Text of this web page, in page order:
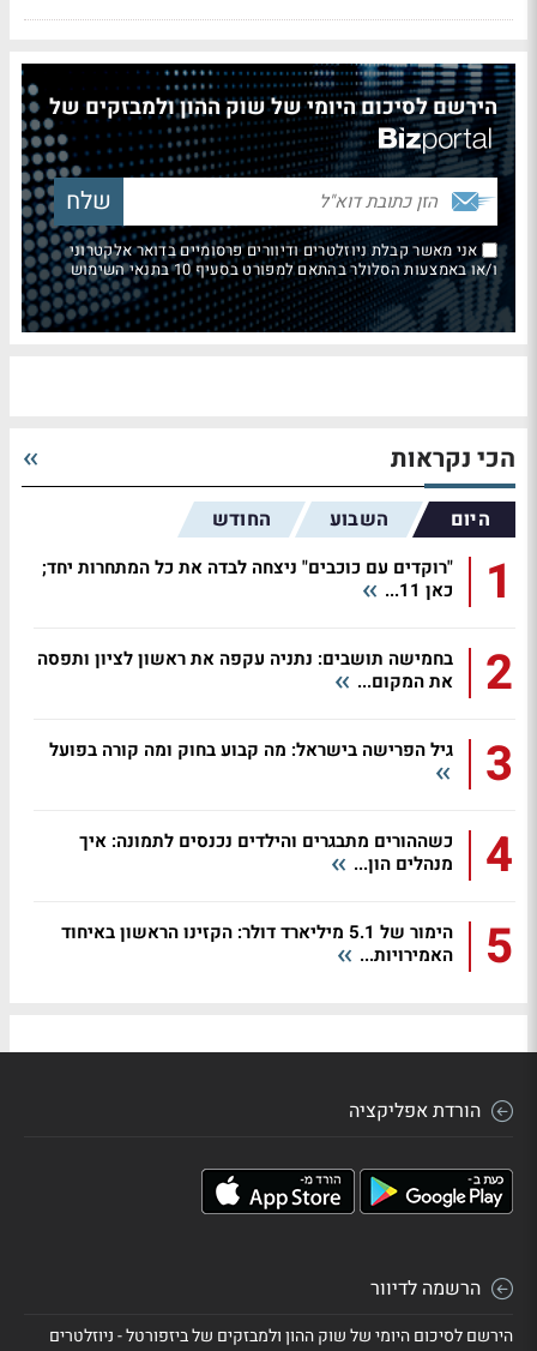
הירשם לסיכום היומי של שוק ההון ולמבזקים של
אני מאשר קבלת ניוזלטרים ודיוורים פרסומיים בדואר אלקטרוני
ו/או באמצעות הסלולר בהתאם למפורט בסעיף 10 בתנאי השימוש
הכי נקראות
היום השבוע החודש
1
"רוקדים עם כוכבים" ניצחה לבדה את כל המתחרות יחד;
כאן 11...
2
בחמישה תושבים: נתניה עקפה את ראשון לציון ותפסה
את המקום...
3 גיל הפרישה בישראל: מה קבוע בחוק ומה קורה בפועל
4
כשההורים מתבגרים והילדים נכנסים לתמונה: איך
מנהלים הון...
5
הימור של 5.1 מיליארד דולר: הקזינו הראשון באיחוד
האמירויות...
הורדת אפליקציה
הרשמה לדיוור
הירשם לסיכום היומי של שוק ההון ולמבזקים של ביזפורטל - ניוזלטרים